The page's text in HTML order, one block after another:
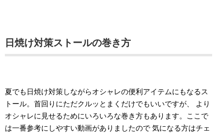
日焼け対策ストールの巻き方
夏でも日焼け対策しながらオシャレの便利アイテムにもなるス
トール。首回りにただクルッとまくだけでもいいですが、 より
オシャレに見せるためにいろいろな巻き方もあります。ここで
は一番参考にしやすい動画がありましたので 気になる方はチェ